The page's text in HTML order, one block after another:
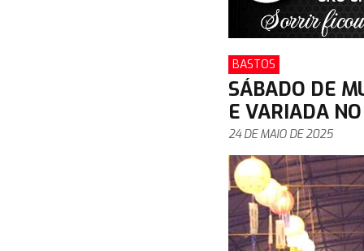
BASTOS
SÁBADO DE
E VARIADA
24 DE MAIO DE 2025